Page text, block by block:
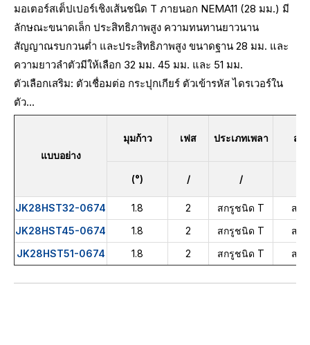
มอเตอร์สเต็ปเปอร์เชิงเส้นชนิด T ภายนอก NEMA11 (28 มม.) มี
ลักษณะขนาดเล็ก ประสิทธิภาพสูง ความทนทานยาวนาน
สัญญาณรบกวนต่ำ และประสิทธิภาพสูง ขนาดฐาน 28 มม. และ
ความยาวลำตัวมีให้เลือก 32 มม. 45 มม. และ 51 มม.
ตัวเลือกเสริม: ตัวเชื่อมต่อ กระปุกเกียร์ ตัวเข้ารหัส ไดรเวอร์ใน
ตัว...
แบบอย่าง
มุมก้าว เฟส ประเภทเพลา สา
(°) / /
JK28HST32-0674 1.8 2 สกรูชนิด T
สา
JK28HST45-0674
1.8 2 สกรูชนิด T
สา
JK28HST51-0674
1.8 2 สกรูชนิด T สา